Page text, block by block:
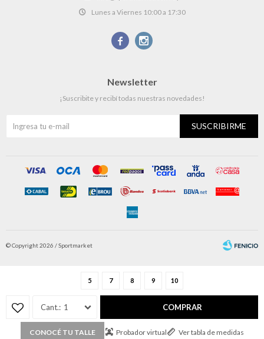
5 7 8 9 10
1 COMPRAR
CONOCÉ TU TALLE Probador virtual Ver tabla de medidas
Lunes a Viernes 10:00 a 17:30
 
Newsletter
¡Suscribite y recibí todas nuestras novedades!
SUSCRIBIRME
© Copyright 2026 / Sportmarket